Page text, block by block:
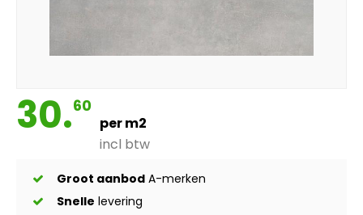
30.60
per m2
incl btw
Groot aanbod A-merken
Snelle levering